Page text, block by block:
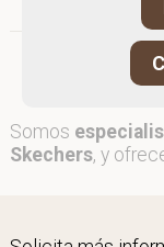
Somos
Skechers, y